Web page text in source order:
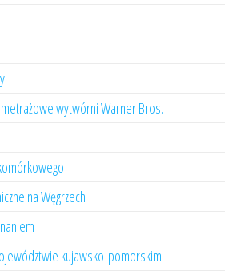
wytwórni Warner Bros.
na Węgrzech
kujawsko-pomorskim